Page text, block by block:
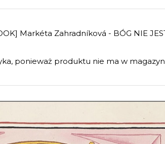
Markéta Zahradníková - BÓG NIE
ponieważ produktu nie ma w